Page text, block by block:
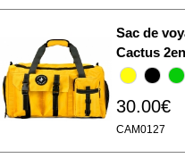
Sac de
Cactus
30.00€
CAM0127